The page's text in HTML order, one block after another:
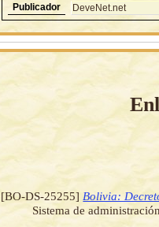
Publicador
DeveNet.net
[BO-DS-25255] Bolivia:
Sistema de